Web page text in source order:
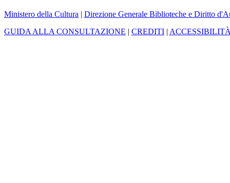
Ministero della Cultura | Direzione Generale Biblioteche e Diritto
GUIDA ALLA CONSULTAZIONE | CREDITI |